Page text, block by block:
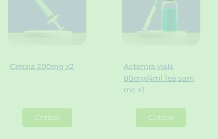
Cimzia 200mg x2
Cotizar
Actemra vials
80mg/4ml 1ea sam
mc x1
Cotizar